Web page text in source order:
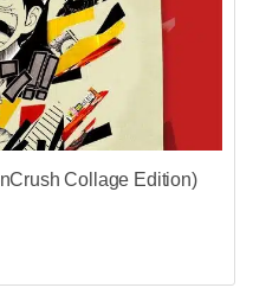
Collage Edition)